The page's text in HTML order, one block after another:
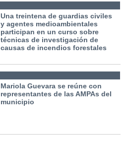
Una treintena de guardias civiles
y agentes medioambientales
participan en un curso sobre
técnicas de investigación de
causas de incendios forestales
Mariola Guevara se reúne con
representantes de las AMPAs del
municipio